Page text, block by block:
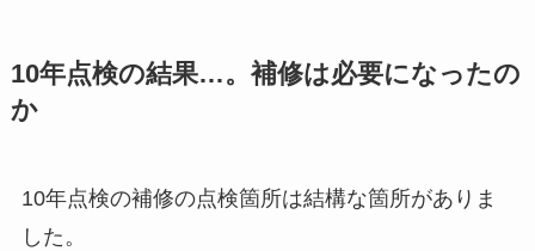
10年点検の結果…。補修は必要になったの
か
10年点検の補修の点検箇所は結構な箇所がありま
した。